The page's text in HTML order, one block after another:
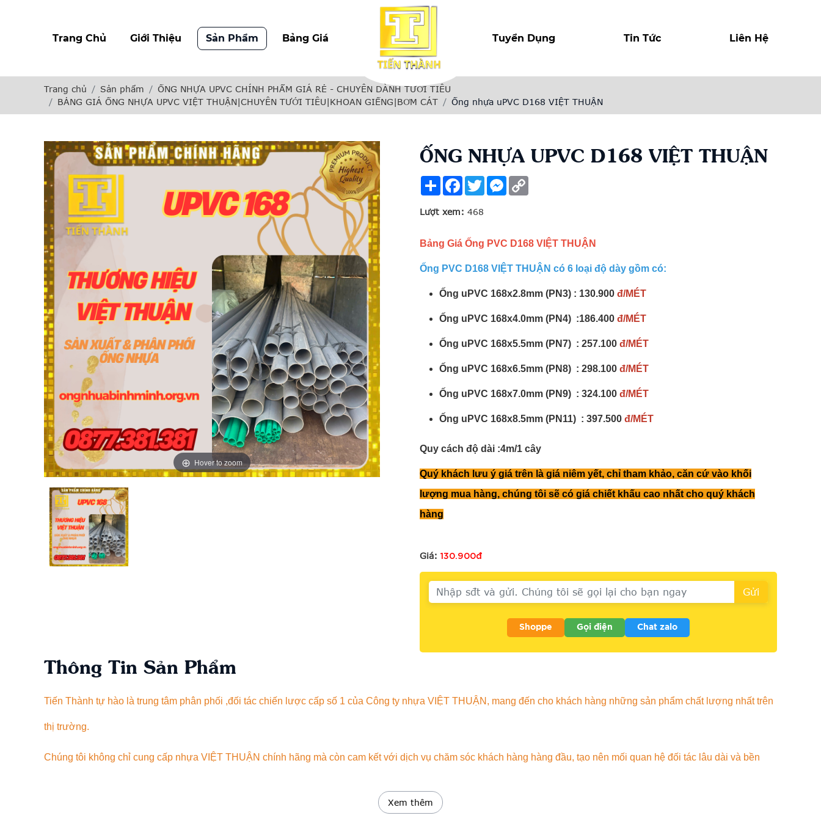
Trang Chủ Giới Thiệu Sản Phẩm Bảng Giá Tuyển Dụng Tin Tức Liên Hệ
Trang chủ Sản phẩm
ỐNG NHỰA UPVC CHÍNH PHẨM GIÁ RẺ - CHUYÊN DÀNH TƯỚI TIÊU
BẢNG GIÁ ỐNG NHỰA UPVC VIỆT THUẬN|CHUYÊN TƯỚI TIÊU|KHOAN GIẾNG|BƠM CÁT
Ống nhựa uPVC D168 VIỆT THUẬN
Hover to zoom
ỐNG NHỰA UPVC D168 VIỆT THUẬN
ShareFacebook
TwitterMessenger
Lượt xem: 468
Bảng Giá Ống PVC D168 VIỆT THUẬN
Ống PVC D168 VIỆT THUẬN có 6 loại độ dày gồm có:
Ống uPVC 168x2.8mm (PN3) : 130.900 đ/MÉT
Ống uPVC 168x4.0mm (PN4) :186.400 đ/MÉT
Ống uPVC 168x5.5mm (PN7) : 257.100 đ/MÉT
Ống uPVC 168x6.5mm (PN8) : 298.100 đ/MÉT
Ống uPVC 168x7.0mm (PN9) : 324.100 đ/MÉT
Ống uPVC 168x8.5mm (PN11) : 397.500 đ/MÉT
Quy cách độ dài :4m/1 cây
Quý khách lưu ý giá trên là giá niêm yết, chỉ tham khảo, căn cứ vào khối
lượng mua hàng, chúng tôi sẽ có giá chiết khấu cao nhất cho quý khách
hàng
Giá: 130.900đ
Shoppe Gọi điện Chat zalo
Thông Tin Sản Phẩm
Tiến Thành tự hào là trung tâm phân phối ,đối tác chiến lược cấp số 1 của Công ty nhựa VIỆT THUẬN, mang đến cho khách hàng những sản phẩm chất lượng nhất trên
thị trường.
Chúng tôi không chỉ cung cấp nhựa VIỆT THUẬN chính hãng mà còn cam kết với dịch vụ chăm sóc khách hàng hàng đầu, tạo nên mối quan hệ đối tác lâu dài và bền
Ống PVC D168 VIỆT THUẬN Giá Rẻ Nhất Luôn Sẵn Sàng Phục Vụ Quý Khách Hàng
Xem thêm